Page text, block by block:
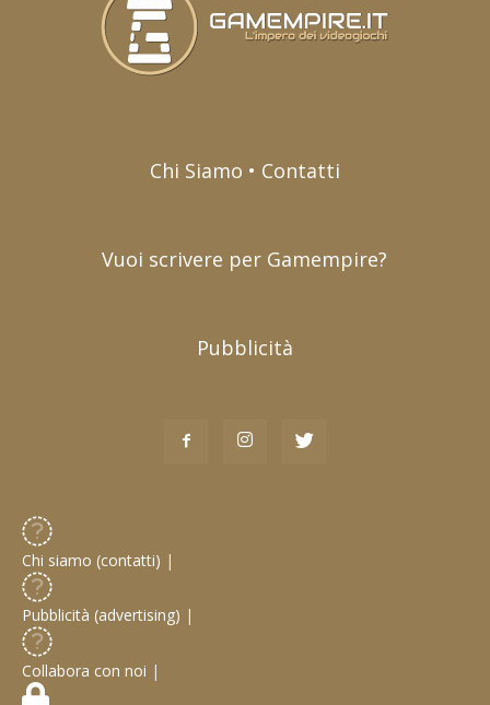
Chi Siamo • Contatti
Vuoi scrivere per Gamempire?
Pubblicità
Chi siamo (contatti) |
Pubblicità (advertising) |
Collabora con noi |